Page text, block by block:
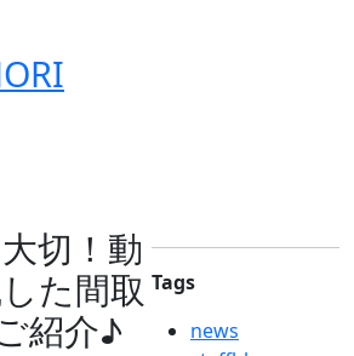
切！動
た間取
紹介♪
Tags
news